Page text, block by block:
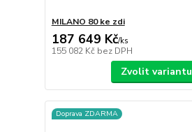
MILANO 80 ke zdi
187 649 Kč/ks
155 082 Kč bez DPH
Zvolit variantu
Doprava ZDARMA